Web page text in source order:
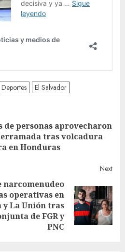
Deportes El Salvador
de personas aprovecharon
tras volcadura
en Honduras
Next
narcomenudeo
operativas en
y La Unión tras
de FGR y
PNC